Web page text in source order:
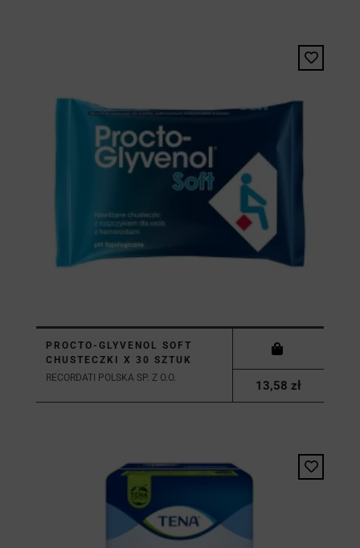
PROCTO-GLYVENOL SOFT
CHUSTECZKI X 30 SZTUK
RECORDATI POLSKA SP. Z O.O.
13,58 zł